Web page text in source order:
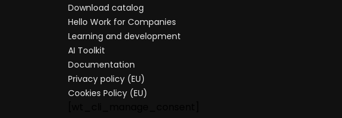
Download catalog
Hello Work for Companies
Learning and development
AI Toolkit
Documentation
Privacy policy (EU)
Cookies Policy (EU)